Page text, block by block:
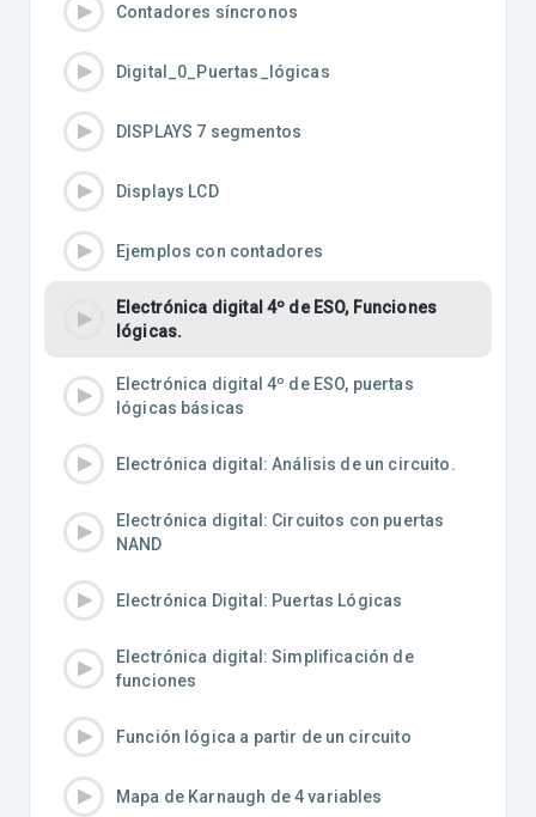
Contadores síncronos
Digital_0_Puertas_lógicas
DISPLAYS 7 segmentos
Displays LCD
Ejemplos con contadores
Electrónica digital 4º de ESO, Funciones
lógicas.
Electrónica digital 4º de ESO, puertas
lógicas básicas
Electrónica digital: Análisis de un circuito.
Electrónica digital: Circuitos con puertas
NAND
Electrónica Digital: Puertas Lógicas
Electrónica digital: Simplificación de
funciones
Función lógica a partir de un circuito
Mapa de Karnaugh de 4 variables